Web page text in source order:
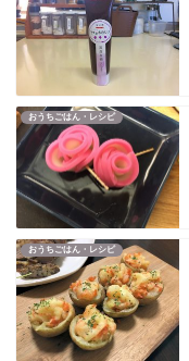
おうちごはん・レシピ
おうちごはん・レシピ